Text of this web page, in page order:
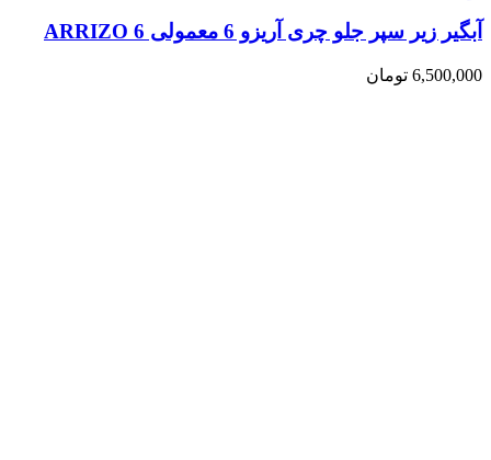
آبگیر زیر سپر جلو چری آریزو 6 معمولی ARRIZO 6
6,500,000 تومان